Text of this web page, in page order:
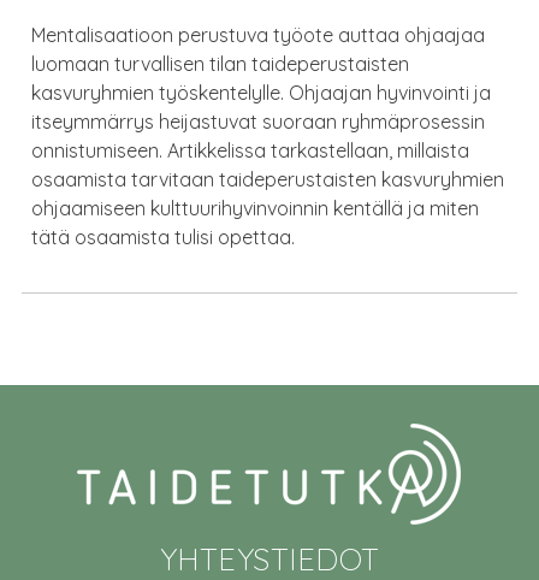
Mentalisaatioon perustuva työote auttaa ohjaajaa
luomaan turvallisen tilan taideperustaisten
kasvuryhmien työskentelylle. Ohjaajan hyvinvointi ja
itseymmärrys heijastuvat suoraan ryhmäprosessin
onnistumiseen. Artikkelissa tarkastellaan, millaista
osaamista tarvitaan taideperustaisten kasvuryhmien
ohjaamiseen kulttuurihyvinvoinnin kentällä ja miten
tätä osaamista tulisi opettaa.
YHTEYSTIEDOT